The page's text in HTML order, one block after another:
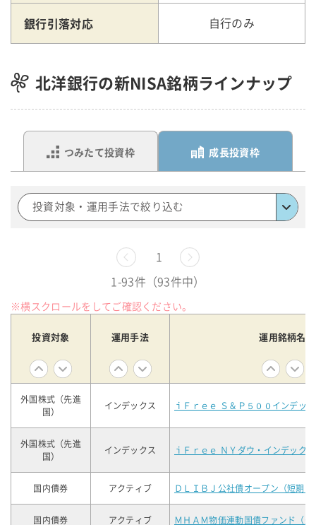
銀行引落対応 自行のみ
北洋銀行の新NISA銘柄ラインナップ
つみたて投資枠 成長投資枠
投資対象・運用手法で絞り込む
前へ1次へ
1-93件（93件中）
※横スクロールをしてご確認ください。
投資対象 運用手法 運用銘柄名
外国株式（先進
国）
インデックス ｉＦｒｅｅ Ｓ＆Ｐ５００インデッ
外国株式（先進
国）
インデックス ｉＦｒｅｅ ＮＹダウ・インデックス
国内債券 アクティブ ＤＬＩＢＪ公社債オープン（短期コ
国内債券 アクティブ ＭＨＡＭ物価連動国債ファンド（未